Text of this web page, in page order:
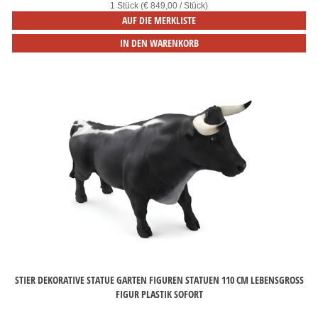
1 Stück (€ 849,00 / Stück)
AUF DIE MERKLISTE
IN DEN WARENKORB
STIER DEKORATIVE STATUE GARTEN FIGUREN STATUEN 110 CM LEBENSGROSS F
IGUR PLASTIK SOFORT